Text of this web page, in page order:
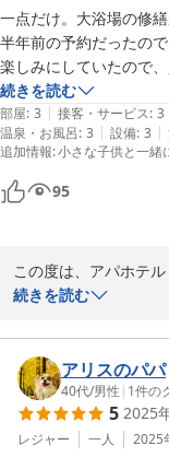
今後もお客様に快適
てまいります。
この度は口コミのご
ご利用を心よりお待ち
フロント 吉田
一点だけ。大浴場の修
半年前の予約だったの
楽しみにしていたので、
その他は満足でした。
続きを読む
部屋: 3 | 接客・サービス: 3
温泉・お風呂: 3 | 設備: 3 |
追加情報:小さな子供と一緒
95
この度は、アパホテ
とうございます。ま
しかしながら、今回
ご利用いただけず、
と、深くお詫び申し
お客様がご予約いた
続きを読む
アリスのパパ
40代/男性 | 1件の
5 2025
レジャー 一人 2025